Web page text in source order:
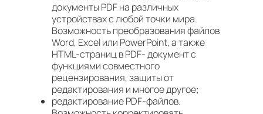
документы PDF на различных
устройствах с любой точки мира.
Возможность преобразования файлов
Word, Excel или PowerPoint, а также
HTML-страниц в PDF- документ с
функциями совместного
рецензирования, защиты от
редактирования и многое другое;
редактирование PDF-файлов.